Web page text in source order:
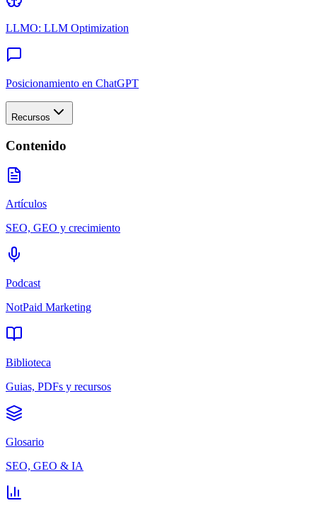
LLMO: LLM Optimization
Posicionamiento en ChatGPT
Recursos
Contenido
Artículos
SEO, GEO y crecimiento
Podcast
NotPaid Marketing
Biblioteca
Guias, PDFs y recursos
Glosario
SEO, GEO & IA